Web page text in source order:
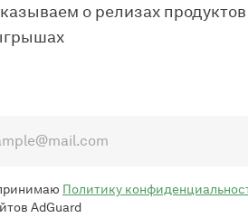
о релизах
Политику
AdGuard